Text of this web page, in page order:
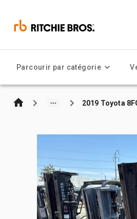
Parcourir par catégorie
2019 Toyota